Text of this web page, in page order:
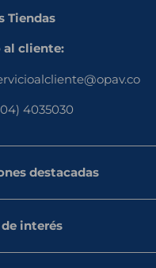
Tiendas
al cliente:
4035030
destacadas
vegetal
interés
privacidad